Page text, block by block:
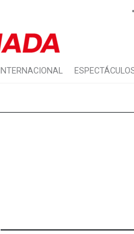
INTERNACIONAL